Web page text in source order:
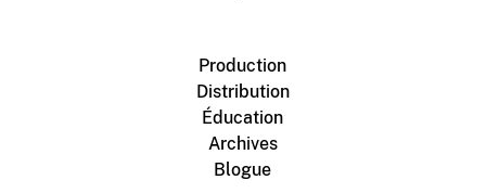
Production
Distribution
Éducation
Archives
Blogue